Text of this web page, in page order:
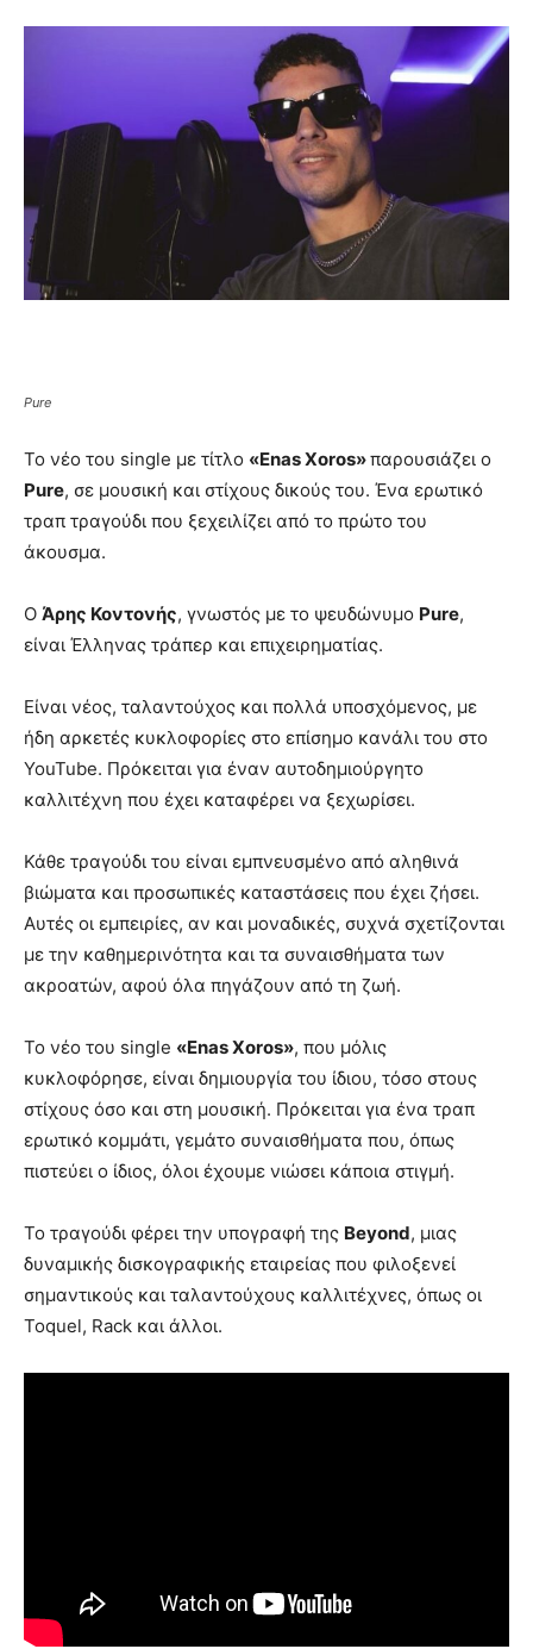
Pure
Το νέο του single με τίτλο «Enas Xoros»παρουσιάζει ο
Pure, σε μουσική και στίχους δικούς του. Ένα ερωτικό
τραπ τραγούδι που ξεχειλίζει από το πρώτο του
άκουσμα.
Ο Άρης Κοντονής, γνωστός με το ψευδώνυμο Pure,
είναι Έλληνας τράπερ και επιχειρηματίας.
Είναι νέος, ταλαντούχος και πολλά υποσχόμενος, με
ήδη αρκετές κυκλοφορίες στο επίσημο κανάλι του στο
YouTube. Πρόκειται για έναν αυτοδημιούργητο
καλλιτέχνη που έχει καταφέρει να ξεχωρίσει.
Κάθε τραγούδι του είναι εμπνευσμένο από αληθινά
βιώματα και προσωπικές καταστάσεις που έχει ζήσει.
Αυτές οι εμπειρίες, αν και μοναδικές, συχνά σχετίζονται
με την καθημερινότητα και τα συναισθήματα των
ακροατών, αφού όλα πηγάζουν από τη ζωή.
Το νέο του single «Enas Xoros», που μόλις
κυκλοφόρησε, είναι δημιουργία του ίδιου, τόσο στους
στίχους όσο και στη μουσική. Πρόκειται για ένα τραπ
ερωτικό κομμάτι, γεμάτο συναισθήματα που, όπως
πιστεύει ο ίδιος, όλοι έχουμε νιώσει κάποια στιγμή.
Το τραγούδι φέρει την υπογραφή της Beyond, μιας
δυναμικής δισκογραφικής εταιρείας που φιλοξενεί
σημαντικούς και ταλαντούχους καλλιτέχνες, όπως οι
Toquel, Rack και άλλοι.